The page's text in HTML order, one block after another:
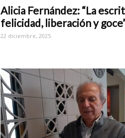
Alicia Fernández: “La
felicidad, liberación y
22 diciembre, 2025